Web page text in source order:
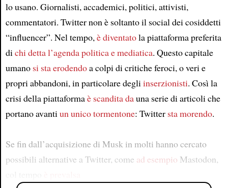
lo usano. Giornalisti, accademici, politici, attivisti,
commentatori. Twitter non è soltanto il social dei cosiddetti
“influencer”. Nel tempo,è diventatola piattaforma preferita
dichi detta l’agenda politica e mediatica. Questo capitale
umano si sta erodendoa colpi di critiche feroci, o veri e
propri abbandoni, in particolare degliinserzionisti. Così la
crisi della piattaformaè scandita dauna serie di articoli che
portano avantiun unico tormentone: Twitter sta morendo.
Se fin dall’acquisizione di Musk in molti hanno cercato
possibili alternative a Twitter, come ad esempio Mastodon,